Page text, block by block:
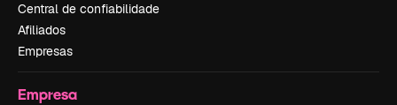
Central de confiabilidade
Afiliados
Empresas
Empresa